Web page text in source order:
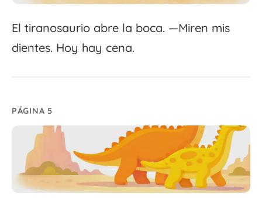
El tiranosaurio abre la boca. —Miren mis
dientes. Hoy hay cena.
PÁGINA 5